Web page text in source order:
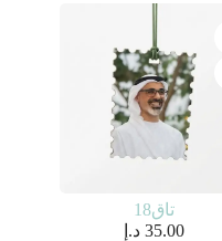
تاق18
35.00 د.إ